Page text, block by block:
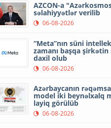
AZCON-a
səlahiyyətlər verilib
06-08-2026
“Meta”nın süni
zamanı başqa
daxil olub
06-08-2026
Azərbaycanın
model iki beynəlxalq
layiq görülüb
06-08-2026